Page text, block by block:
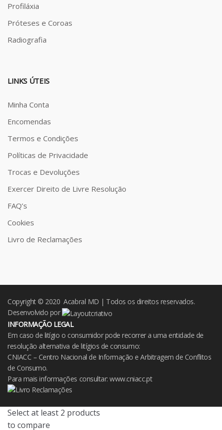
Profiláxia
Próteses e Coroas
Radiografia
LINKS ÚTEIS
Minha Conta
Encomendas
Termos e Condições
Políticas de Privacidade
Trocas e Devoluções
Exercer Direito de Livre Resolução
FAQ’s
Cookies
Livro de Reclamações
Copyright © 2020 Acabral MD | Todos os direitos reservados.
Desenvolvido por
INFORMAÇÃO LEGAL
Em caso de litígio o consumidor pode recorrer a uma entidade de
resolução alternativa de litígios de consumo:
CNIACC – Centro Nacional de Informação e Arbitragem de Conflitos
de Consumo.
Para mais informações consultar:www.cniacc.pt
Select at least 2 products
to compare